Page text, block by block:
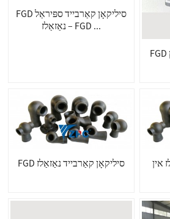
FGD סיליקאָן קאַרבייד ספּיראַל
נאַזאַלז – FGD ...
FGD סיליקאָן קאַרבייד שפּריץ
FGD סיליקאָן קאַרבייד נאַזאַלז
אין